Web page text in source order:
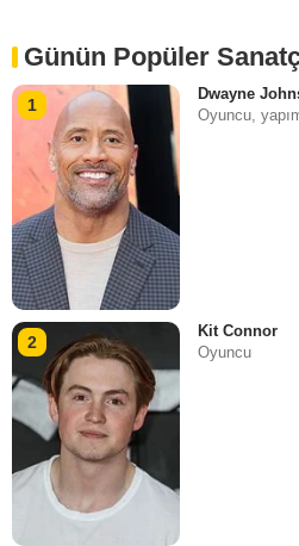
Günün Popüler
1
Dwayne
Oyuncu,
2
Kit Connor
Oyuncu